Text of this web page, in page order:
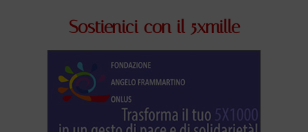
Sostienici con il 5xmille